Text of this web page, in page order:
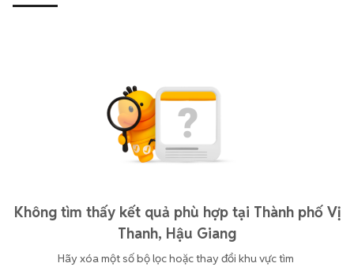
Không tìm thấy kết quả phù hợp tại Thành phố Vị
Thanh, Hậu Giang
Hãy xóa một số bộ lọc hoặc thay đổi khu vực tìm